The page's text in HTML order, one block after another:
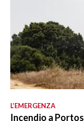
L’EMERGENZA
Incendio a